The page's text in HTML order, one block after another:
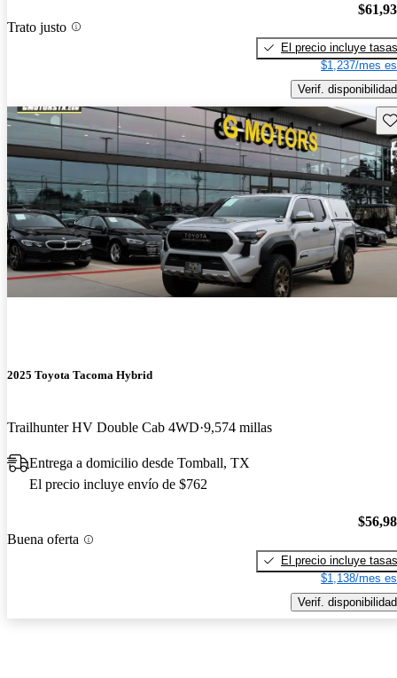
Trato justo
El precio incluye tasas
$1,237/mes
Verif. disponibilidad
2025 Toyota Tacoma Hybrid
Trailhunter HV Double Cab 4WD 9,574 millas
Entrega a domicilio desde Tomball, TX
El precio incluye envío de $762
Buena oferta
El precio incluye tasas
$1,138/mes
Verif. disponibilidad